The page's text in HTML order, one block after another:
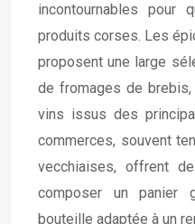
incontournables pour
produits corses. Les
proposent une large
de fromages de
vins issus des
commerces, souvent
vecchiaises, offrent
composer un panier
bouteille adaptée à un